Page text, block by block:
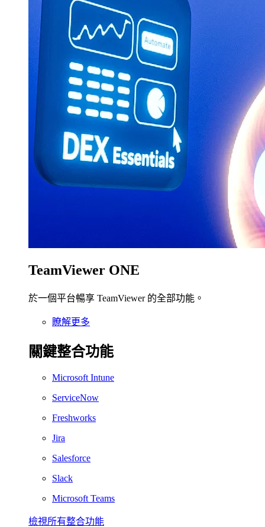
TeamViewer ONE
於一個平台暢享 TeamViewer 的全部功能。
瞭解更多
關鍵整合功能
Microsoft Intune
ServiceNow
Freshworks
Jira
Salesforce
Slack
Microsoft Teams
檢視所有整合功能